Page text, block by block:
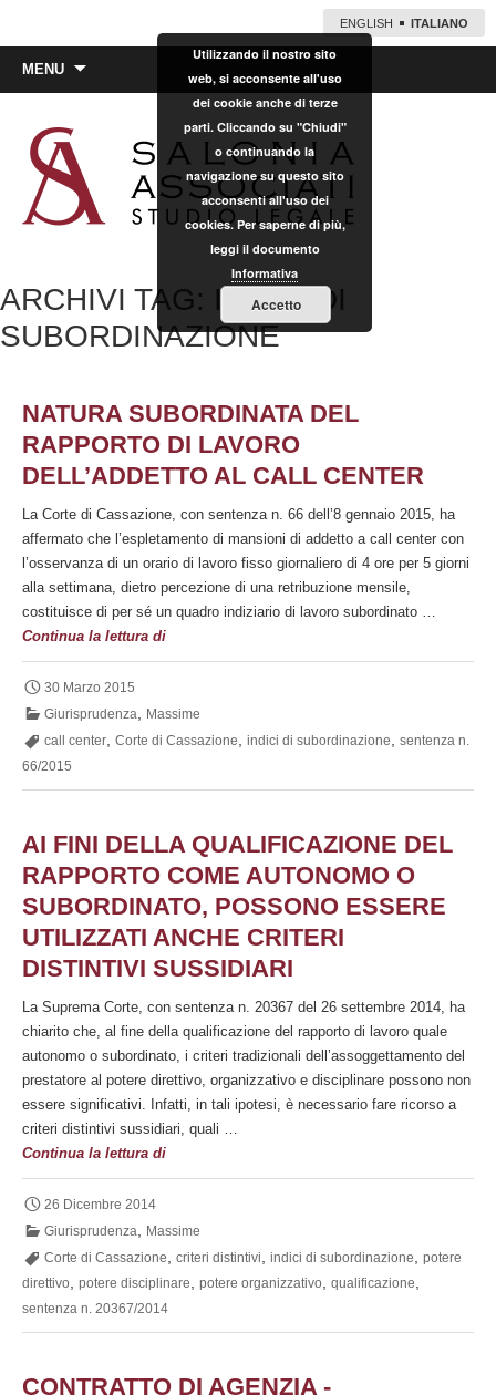
ENGLISH ITALIANO
MENU
ARCHIVI TAG: INDICI DI
SUBORDINAZIONE
NATURA SUBORDINATA DEL
RAPPORTO DI LAVORO
DELL’ADDETTO AL CALL CENTER
La Corte di Cassazione, con sentenza n. 66 dell’8 gennaio 2015, ha
affermato che l’espletamento di mansioni di addetto a call center con
l’osservanza di un orario di lavoro fisso giornaliero di 4 ore per 5 giorni
alla settimana, dietro percezione di una retribuzione mensile,
costituisce di per sé un quadro indiziario di lavoro subordinato …
Continua la lettura diNatura
subordinata
rapporto
di
center
30 Marzo 2015
Giurisprudenza
Massime
call center Corte di Cassazione indici di subordinazione
sentenza n.
66/2015
AI FINI DELLA QUALIFICAZIONE DEL
RAPPORTO COME AUTONOMO O
SUBORDINATO, POSSONO ESSERE
UTILIZZATI ANCHE CRITERI
DISTINTIVI SUSSIDIARI
La Suprema Corte, con sentenza n. 20367 del 26 settembre 2014, ha
chiarito che, al fine della qualificazione del rapporto di lavoro quale
autonomo o subordinato, i criteri tradizionali dell’assoggettamento del
prestatore al potere direttivo, organizzativo e disciplinare possono non
essere significativi. Infatti, in tali ipotesi, è necessario fare ricorso a
criteri distintivi sussidiari, quali …
Continua la lettura diAi
fini
qualificazione
rapporto
26 Dicembre 2014
Giurisprudenza
Massime
Corte di Cassazione
criteri distintivi indici di subordinazione
potere
direttivo
potere disciplinare potere organizzativo qualificazione
sentenza n. 20367/2014
CONTRATTO DI AGENZIA -
Utilizzando il nostro sito
web, si acconsente all'uso
dei cookie anche di terze
parti. Cliccando su "Chiudi"
o continuando la
navigazione su questo sito
acconsenti all'uso dei
cookies. Per saperne di più,
leggi il documento
Informativa
Accetto